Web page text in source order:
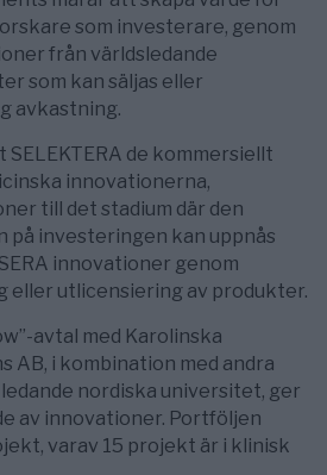
som investerare, genom
från världsledande
som kan säljas eller
avkastning.
de kommersiellt
innovationerna,
till det stadium där den
på investeringen kan uppnås
innovationer genom
eller utlicensiering av produkter.
avtal med Karolinska
AB, i kombination med andra
nordiska universitet, ger
av innovationer. Portföljen
varav 15 projekt är i klinisk